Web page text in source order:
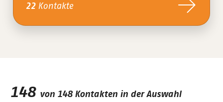
22 Kontakte
148 von 148Kontakten in der Auswahl